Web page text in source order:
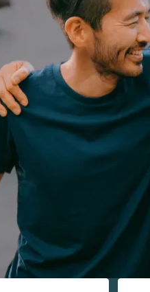
ਪੰਜਾਬੀ
ትግሪኛ
تاگالوگ
ພາສາລາວ